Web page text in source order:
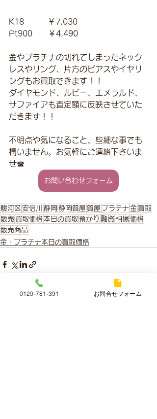
K18　　　￥7,030
Pt900　　￥4,490
金やプラチナの切れてしまったネック
レスやリング、片方のピアスやイヤリ
ングもお買取できます！！
ダイヤモンド、ルビー、エメラルド、
サファイアも査定額に反映させていた
だきます！！
不明点や気になること、些細な事でも
構いません。お気軽にご連絡下さいま
せ☎
お問い合わせフォーム
駿河区 安倍川 静岡 静岡質屋 質屋 プラチナ 金 買取
販売 買取価格 本日の買取 預かり 融資相場 価格
販売商品
金・プラチナ本日の買取価格
0120-781-391 お問合せフォーム